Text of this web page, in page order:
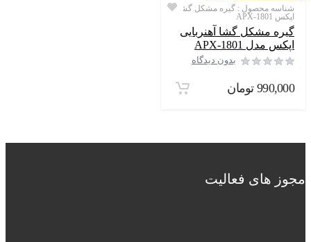
شناسه محصول : گیره مشکل گشا
اپکس APX-1801
گیره مشکل گشا آهنربایی
اپکس مدل APX-1801
بدون دیدگاه
990,000 تومان
های فعالیت